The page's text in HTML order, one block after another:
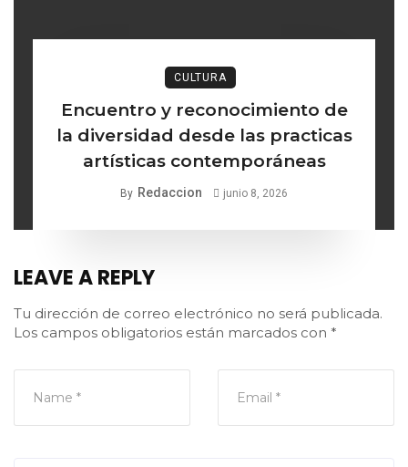
CULTURA
Encuentro y reconocimiento de
la diversidad desde las practicas
artísticas contemporáneas
By Redaccion junio 8, 2026
LEAVE A REPLY
Tu dirección de correo electrónico no será publicada.
Los campos obligatorios están marcados con *